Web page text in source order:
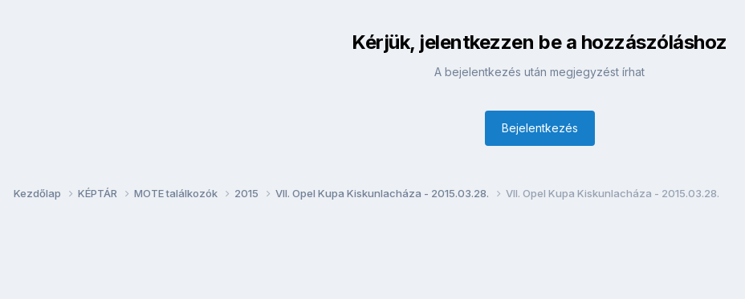
Kérjük, jelentkezzen be a hozzászóláshoz
A bejelentkezés után megjegyzést írhat
Bejelentkezés
Kezdőlap KÉPTÁR MOTE találkozók 2015 VII. Opel Kupa Kiskunlacháza - 2015.03.28. VII. Opel Kupa Kiskunlacháza - 2015.03.28.